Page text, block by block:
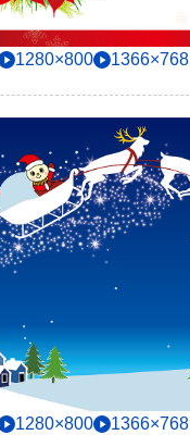
1280×800 1366×768
1280×800 1366×768